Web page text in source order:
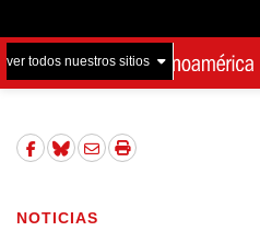
ver todos nuestros sitios
NOTICIAS